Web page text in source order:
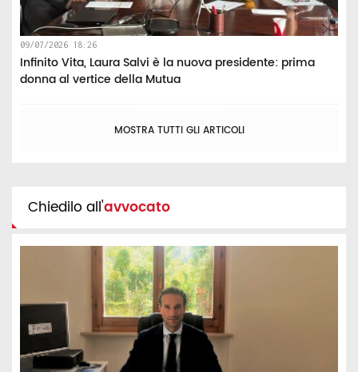
09/07/2026 18:26
Infinito Vita, Laura Salvi è la nuova presidente: prima
donna al vertice della Mutua
MOSTRA TUTTI GLI ARTICOLI
Chiedilo all'avvocato